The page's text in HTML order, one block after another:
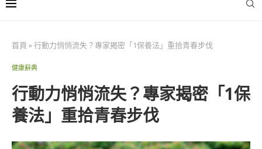
首頁 »行動力悄悄流失？專家揭密「1保養法」重拾青春步伐
健康辭典
行動力悄悄流失？專家揭密「1保
養法」重拾青春步伐